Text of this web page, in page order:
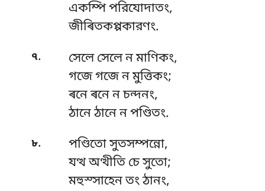
একম্পি পরিযোদাতং,
জীৰিতকপ্পকারণং.
৭.
সেলে সেলে ন মাণিকং,
গজে গজে ন মুত্তিকং;
ৰনে ৰনে ন চন্দনং,
ঠানে ঠানে ন পণ্ডিতং.
৮.
পণ্ডিতো সুতসম্পন্নো,
যত্থ অত্থীতি চে সুতো;
মহুস্সাহেনতং ঠানং,